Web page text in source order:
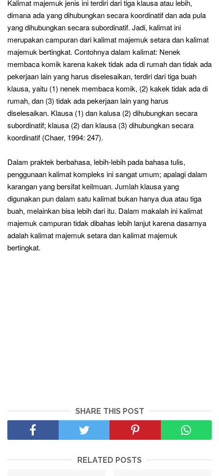
Kalimat majemuk jenis ini terdiri dari tiga klausa atau lebih,
dimana ada yang dihubungkan secara koordinatif dan ada pula
yang dihubungkan secara subordinatif. Jadi, kalimat ini
merupakan campuran dari kalimat majemuk setara dan kalimat
majemuk bertingkat. Contohnya dalam kalimat: Nenek
membaca komik karena kakek tidak ada di rumah dan tidak ada
pekerjaan lain yang harus diselesaikan, terdiri dari tiga buah
klausa, yaitu (1) nenek membaca komik, (2) kakek tidak ada di
rumah, dan (3) tidak ada pekerjaan lain yang harus
diselesaikan. Klausa (1) dan kalusa (2) dihubungkan secara
subordinatif; klausa (2) dan klausa (3) dihubungkan secara
koordinatif (Chaer, 1994: 247).
Dalam praktek berbahasa, lebih-lebih pada bahasa tulis,
penggunaan kalimat kompleks ini sangat umum; apalagi dalam
karangan yang bersifat keilmuan. Jumlah klausa yang
digunakan pun dalam satu kalimat bukan hanya dua atau tiga
buah, melainkan bisa lebih dari itu. Dalam makalah ini kalimat
majemuk campuran tidak dibahas lebih lanjut karena dasarnya
adalah kalimat majemuk setara dan kalimat majemuk
bertingkat.
SHARE THIS POST
RELATED POSTS